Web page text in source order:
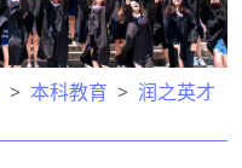
本科教育
润之英才